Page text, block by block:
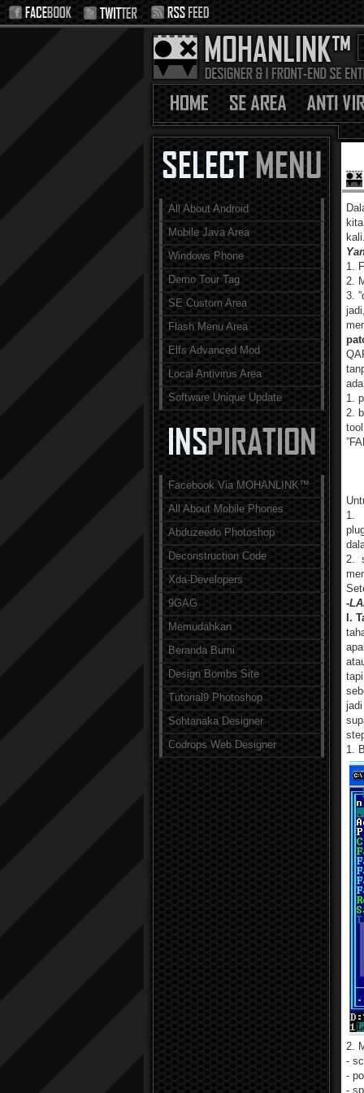
All About Android
Mobile Java Area
Windows Phone
Demo Tour Tag
SE Custom Area
Flash Menu Area
Elfs Advanced Mod
Local Antivirus Area
Software Unique Update
Facebook Via MOHANLINK™
All About Mobile Phones
Abduzeedo Photoshop
Deconstruction Code
Xda-Developers
9GAG
Memudahkan
Beranda Bumi
Design Bombs Site
Tutorial9 Photoshop
Sohtanaka Designer
Codrops Web Designer
1.
2.
3.
1.
2.
1.
2.
-
I.
1.
2.
-
-
-